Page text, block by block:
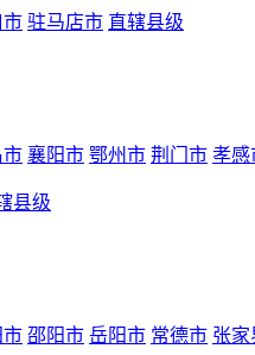
市 驻马店市 直辖县级
市 襄阳市 鄂州市 荆门市 孝感
县级
市 邵阳市 岳阳市 常德市 张家